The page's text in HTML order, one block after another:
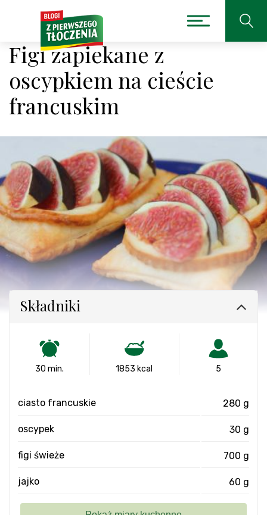
Figi zapiekane z
oscypkiem na cieście
francuskim
Składniki
30 min. 1853 kcal 5
ciasto francuskie 280 g
oscypek 30 g
figi świeże 700 g
jajko 60 g